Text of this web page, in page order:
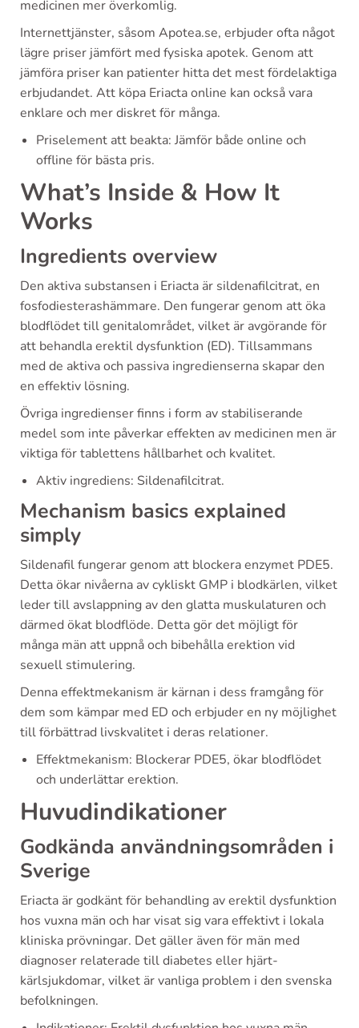
medicinen mer överkomlig.
Internettjänster, såsom Apotea.se, erbjuder ofta något
lägre priser jämfört med fysiska apotek. Genom att
jämföra priser kan patienter hitta det mest fördelaktiga
erbjudandet. Att köpa Eriacta online kan också vara
enklare och mer diskret för många.
Priselement att beakta: Jämför både online och
offline för bästa pris.
What’s Inside & How It
Works
Ingredients overview
Den aktiva substansen i Eriacta är sildenafilcitrat, en
fosfodiesterashämmare. Den fungerar genom att öka
blodflödet till genitalområdet, vilket är avgörande för
att behandla erektil dysfunktion (ED). Tillsammans
med de aktiva och passiva ingredienserna skapar den
en effektiv lösning.
Övriga ingredienser finns i form av stabiliserande
medel som inte påverkar effekten av medicinen men är
viktiga för tablettens hållbarhet och kvalitet.
Aktiv ingrediens: Sildenafilcitrat.
Mechanism basics explained
simply
Sildenafil fungerar genom att blockera enzymet PDE5.
Detta ökar nivåerna av cykliskt GMP i blodkärlen, vilket
leder till avslappning av den glatta muskulaturen och
därmed ökat blodflöde. Detta gör det möjligt för
många män att uppnå och bibehålla erektion vid
sexuell stimulering.
Denna effektmekanism är kärnan i dess framgång för
dem som kämpar med ED och erbjuder en ny möjlighet
till förbättrad livskvalitet i deras relationer.
Effektmekanism: Blockerar PDE5, ökar blodflödet
och underlättar erektion.
Huvudindikationer
Godkända användningsområden i
Sverige
Eriacta är godkänt för behandling av erektil dysfunktion
hos vuxna män och har visat sig vara effektivt i lokala
kliniska prövningar. Det gäller även för män med
diagnoser relaterade till diabetes eller hjärt-
kärlsjukdomar, vilket är vanliga problem i den svenska
befolkningen.